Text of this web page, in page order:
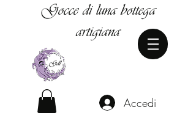
Gocce di luna bottega
artigiana
Accedi